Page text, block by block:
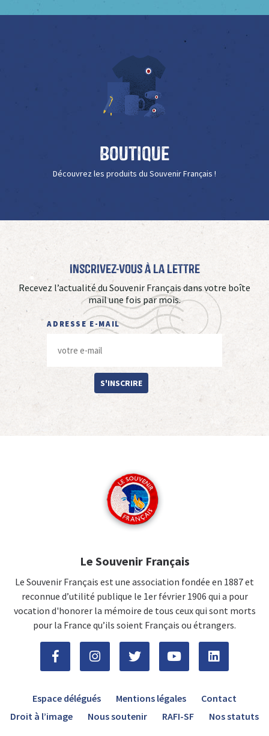
Boutique
Découvrez les produits du Souvenir Français !
Inscrivez-vous à La Lettre
Recevez l’actualité du Souvenir Français dans votre boîte
mail une fois par mois.
ADRESSE E-MAIL
S'INSCRIRE
Le Souvenir Français
Le Souvenir Français est une association fondée en 1887 et
reconnue d’utilité publique le 1er février 1906 qui a pour
vocation d'honorer la mémoire de tous ceux qui sont morts
pour la France qu’ils soient Français ou étrangers.
Espace délégués Mentions légales
Contact
Droit à l’image
Nous soutenir RAFI-SF Nos statuts